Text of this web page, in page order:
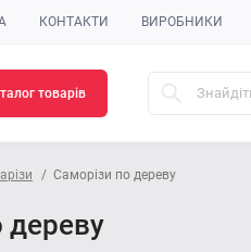
КОНТАКТИ ВИРОБНИКИ
товарів
Саморізи по дереву
дереву